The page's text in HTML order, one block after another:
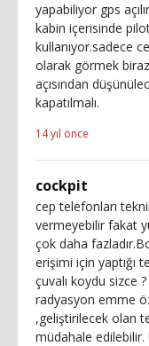
yapabiliyor gps
kabin içerisinde
kullanıyor.sadece
olarak görmek
açısından
kapatılmalı.
14 yıl önce
cockpit
cep telefonları
vermeyebilir fakat
çok daha
erişimi için yaptığı
çuvalı koydu sizce
radyasyon emme
,geliştirilecek olan
müdahale edilebilir.